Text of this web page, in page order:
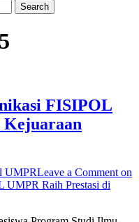
FISIPOL
Kejuaraan
UMPRLeave a Comment on
UMPR Raih Prestasi di